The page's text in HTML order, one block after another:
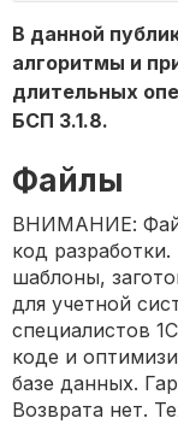
В данной
алгоритмы и
длительных
БСП 3.1.8.
Файлы
ВНИМАНИЕ:
код
шаблоны,
для учетной
специалистов
коде и
базе данных.
Возврата нет.